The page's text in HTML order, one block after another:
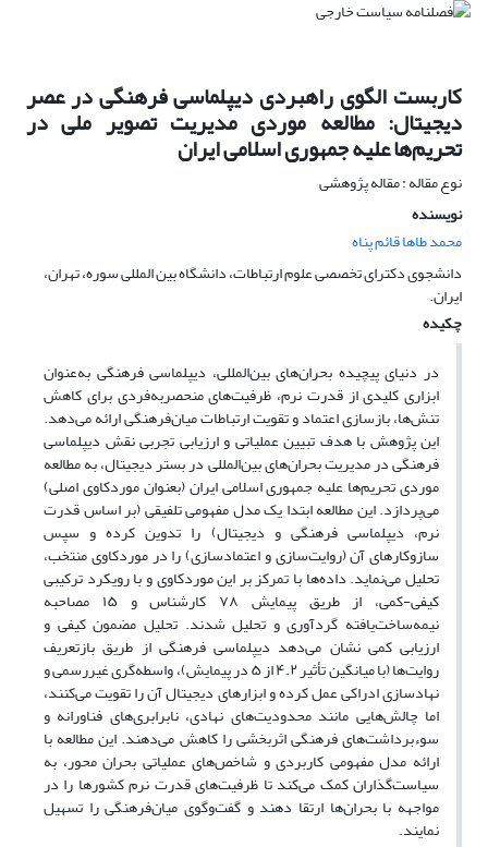
کاربست الگوی راهبردی دیپلماسی فرهنگی در عصر
دیجیتال: مطالعه موردی مدیریت تصویر ملی در
تحریم‌ها علیه جمهوری اسلامی ایران
نوع مقاله : مقاله پژوهشی
نویسنده
محمد طاها قائم پناه
دانشجوی دکترای تخصصی علوم ارتباطات، دانشگاه بین المللی سوره، تهران،
ایران.
چکیده
در دنیای پیچیده بحران‌های بین‌المللی، دیپلماسی فرهنگی به‌عنوان
ابزاری کلیدی از قدرت نرم، ظرفیت‌های منحصربه‌فردی برای کاهش
تنش‌ها، بازسازی اعتماد و تقویت ارتباطات میان‌فرهنگی ارائه می‌دهد.
این پژوهش با هدف تبیین عملیاتی و ارزیابی تجربی نقش دیپلماسی
فرهنگی در مدیریت بحران‌های بین‌المللی در بستر دیجیتال، به مطالعه
موردی تحریم‌ها علیه جمهوری اسلامی ایران (بعنوان موردکاوی اصلی)
می‌پردازد. این مطالعه ابتدا یک مدل مفهومی تلفیقی (بر اساس قدرت
نرم، دیپلماسی فرهنگی و دیجیتال) را تدوین کرده و سپس
سازوکارهای آن (روایت‌سازی و اعتمادسازی) را در موردکاوی منتخب،
تحلیل می‌نماید. داده‌ها با تمرکز بر این موردکاوی و با رویکرد ترکیبی
کیفی-کمی، از طریق پیمایش ۷۸ کارشناس و ۱۵ مصاحبه
نیمه‌ساخت‌یافته گردآوری و تحلیل شدند. تحلیل مضمون کیفی و
ارزیابی کمی نشان می‌دهد دیپلماسی فرهنگی از طریق بازتعریف
روایت‌ها (با میانگین تأثیر ۴.۲ از ۵ در پیمایش)، واسطه‌گری غیررسمی و
نهادسازی ادراکی عمل کرده و ابزارهای دیجیتال آن را تقویت می‌کنند،
اما چالش‌هایی مانند محدودیت‌های نهادی، نابرابری‌های فناورانه و
سوءبرداشت‌های فرهنگی اثربخشی را کاهش می‌دهند. این مطالعه با
ارائه مدل مفهومی کاربردی و شاخص‌های عملیاتی بحران محور، به
سیاست‌گذاران کمک می‌کند تا ظرفیت‌های قدرت نرم کشورها را در
مواجهه با بحران‌ها ارتقا دهند و گفت‌وگوی میان‌فرهنگی را تسهیل
نمایند.